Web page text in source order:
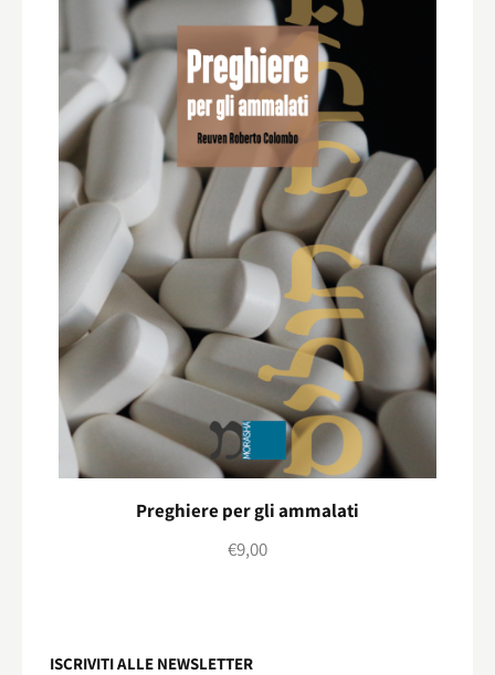
Preghiere per gli ammalati
€9,00
ISCRIVITI ALLE NEWSLETTER